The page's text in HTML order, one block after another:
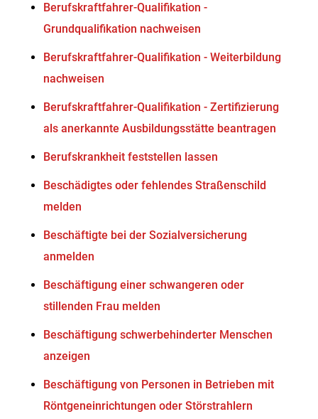
Berufskraftfahrer-Qualifikation -
Grundqualifikation nachweisen
Berufskraftfahrer-Qualifikation - Weiterbildung
nachweisen
Berufskraftfahrer-Qualifikation - Zertifizierung
als anerkannte Ausbildungsstätte beantragen
Berufskrankheit feststellen lassen
Beschädigtes oder fehlendes Straßenschild
melden
Beschäftigte bei der Sozialversicherung
anmelden
Beschäftigung einer schwangeren oder
stillenden Frau melden
Beschäftigung schwerbehinderter Menschen
anzeigen
Beschäftigung von Personen in Betrieben mit
Röntgeneinrichtungen oder Störstrahlern